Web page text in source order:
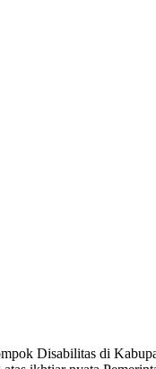
Disabilitas di